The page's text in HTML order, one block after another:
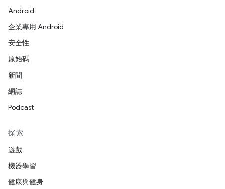
Android
企業專用 Android
安全性
原始碼
新聞
網誌
Podcast
探索
遊戲
機器學習
健康與健身